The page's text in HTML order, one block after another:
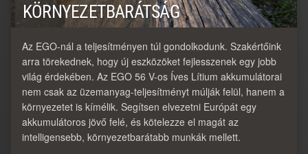
KÖRNYEZETBARÁTSÁG
Az EGO-nál a teljesítményen túl gondolkodunk. Szakértőink
arra törekednek, hogy új eszközöket fejlesszenek egy jobb
világ érdekében. Az EGO 56 V-os Íves Lítium akkumulátorai
nem csak az üzemanyag-teljesítményt múlják felül, hanem a
környezetet is kímélik. Segítsen elvezetni Európát egy
akkumulátoros jövő felé, és kötelezze el magát az
intelligensebb, környezetbarátabb munkák mellett.